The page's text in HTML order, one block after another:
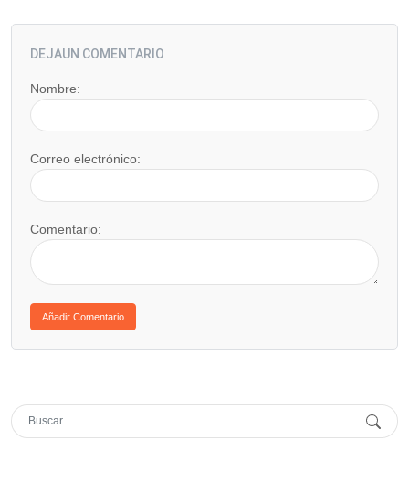
DEJAUN COMENTARIO
Nombre:
Correo electrónico:
Comentario: